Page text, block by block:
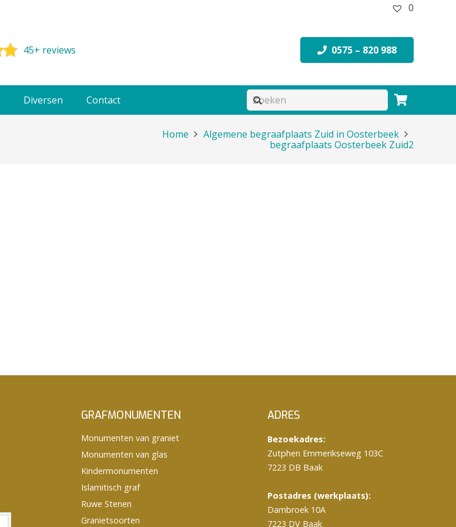
0
45+ reviews 0575 – 820 988
Diversen Contact
Home
Algemene begraafplaats Zuid in Oosterbeek
begraafplaats Oosterbeek Zuid2
GRAFMONUMENTEN
Monumenten van graniet
Monumenten van glas
Kindermonumenten
Islamitisch graf
Ruwe Stenen
Granietsoorten
ADRES
Bezoekadres:
Zutphen Emmerikseweg 103C
7223 DB Baak
Postadres (werkplaats):
Dambroek 10A
7223 DV Baak